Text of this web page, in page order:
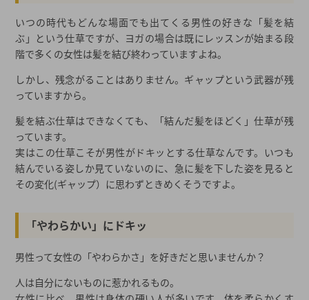
いつの時代もどんな場面でも出てくる男性の好きな「髪を結
ぶ」という仕草ですが、ヨガの場合は既にレッスンが始まる段
階で多くの女性は髪を結び終わっていますよね。
しかし、残念がることはありません。ギャップという武器が残
っていますから。
髪を結ぶ仕草はできなくても、「結んだ髪をほどく」仕草が残
っています。
実はこの仕草こそが男性がドキッとする仕草なんです。いつも
結んでいる姿しか見ていないのに、急に髪を下した姿を見ると
その変化(ギャップ）に思わずときめくそうですよ。
「やわらかい」にドキッ
男性って女性の「やわらかさ」を好きだと思いませんか？
人は自分にないものに惹かれるもの。